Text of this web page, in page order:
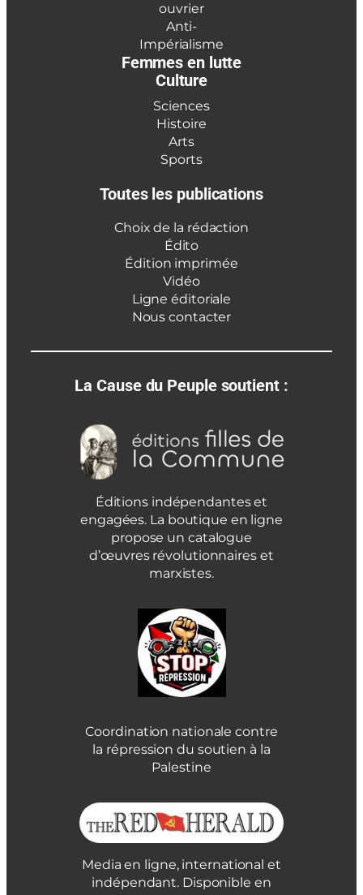
ouvrier
Anti-
Impérialisme
Femmes en lutte
Culture
Sciences
Histoire
Arts
Sports
Toutes les publications
Choix de la rédaction
Édito
Édition imprimée
Vidéo
Ligne éditoriale
Nous contacter
La Cause du Peuple soutient :
Éditions indépendantes et
engagées. La boutique en ligne
propose un catalogue
d’œuvres révolutionnaires et
marxistes.
Coordination nationale contre
la répression du soutien à la
Palestine
Media en ligne, international et
indépendant. Disponible en